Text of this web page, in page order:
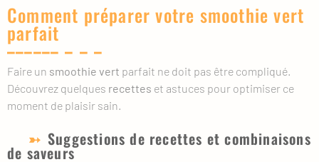
Comment préparer votre smoothie vert
parfait
Faire un smoothie vert parfait ne doit pas être compliqué.
Découvrez quelques recettes et astuces pour optimiser ce
moment de plaisir sain.
Suggestions de recettes et combinaisons
de saveurs